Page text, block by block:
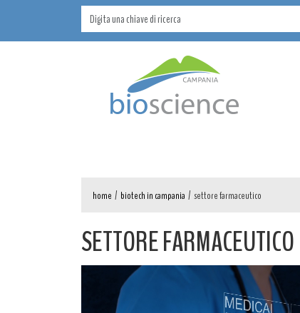
home / biotech in campania / settore farmaceutico
SETTORE FARMACEUTICO